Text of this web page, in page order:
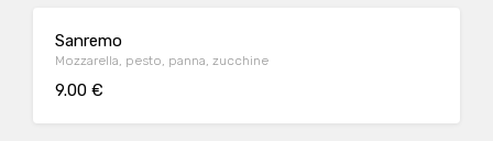
Sanremo
Mozzarella, pesto, panna, zucchine
9.00 €